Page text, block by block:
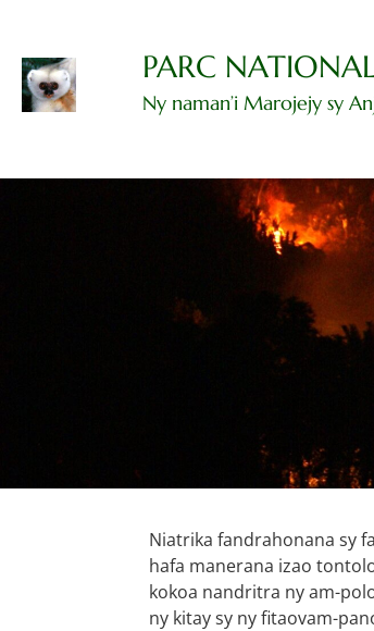
PARC
Ny naman’i Marojejy sy
Niatrika fandrahonana sy
hafa manerana izao
kokoa nandritra ny am-
ny kitay sy ny fitaovam-